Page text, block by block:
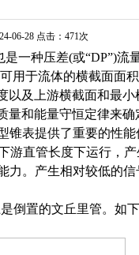
06-28 点击：471次
是一种压差(或“DP”)流
可用于流体的横截面
度以及上游横截面和最
量和​​能量守恒定律来确
表提供了重要的性能优势
直管长度下运行，
力。产生相对较低
的文丘里管。如下